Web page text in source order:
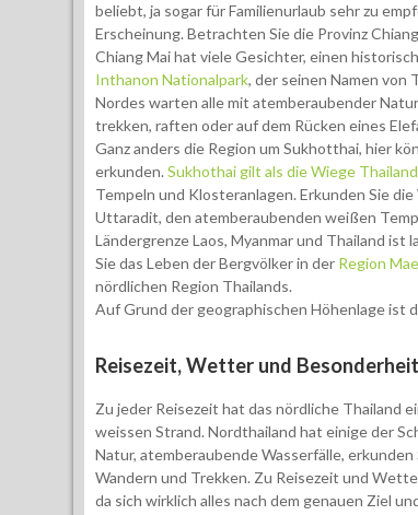
beliebt, ja sogar für Familienurlaub sehr zu
Erscheinung. Betrachten Sie die Provinz
Chiang Mai hat viele Gesichter, einen
Inthanon Nationalpark, der seinen Namen von
Nordes warten alle mit atemberaubender
trekken, raften oder auf dem Rücken eines
Ganz anders die Region um Sukhotthai, hier
erkunden. Sukhothai gilt als die Wiege
Tempeln und Klosteranlagen. Erkunden Sie
Uttaradit, den atemberaubenden weißen
Ländergrenze Laos, Myanmar und Thailand
Sie das Leben der Bergvölker in der Region
nördlichen Region Thailands.
Auf Grund der geographischen Höhenlage ist
Reisezeit, Wetter und
Zu jeder Reisezeit hat das nördliche Thailand
weissen Strand. Nordthailand hat einige der
Natur, atemberaubende Wasserfälle,
Wandern und Trekken. Zu Reisezeit und
da sich wirklich alles nach dem genauen Ziel